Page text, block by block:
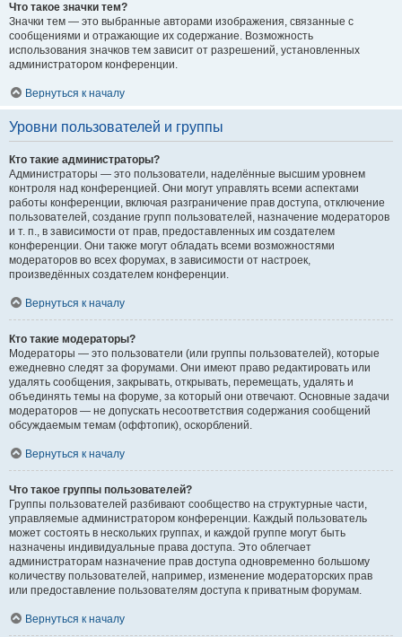
Что такое значки тем?
Значки тем — это выбранные авторами изображения, связанные с
сообщениями и отражающие их содержание. Возможность
использования значков тем зависит от разрешений, установленных
администратором конференции.
Вернуться к началу
Уровни пользователей и группы
Кто такие администраторы?
Администраторы — это пользователи, наделённые высшим уровнем
контроля над конференцией. Они могут управлять всеми аспектами
работы конференции, включая разграничение прав доступа, отключение
пользователей, создание групп пользователей, назначение модераторов
и т. п., в зависимости от прав, предоставленных им создателем
конференции. Они также могут обладать всеми возможностями
модераторов во всех форумах, в зависимости от настроек,
произведённых создателем конференции.
Вернуться к началу
Кто такие модераторы?
Модераторы — это пользователи (или группы пользователей), которые
ежедневно следят за форумами. Они имеют право редактировать или
удалять сообщения, закрывать, открывать, перемещать, удалять и
объединять темы на форуме, за который они отвечают. Основные задачи
модераторов — не допускать несоответствия содержания сообщений
обсуждаемым темам (оффтопик), оскорблений.
Вернуться к началу
Что такое группы пользователей?
Группы пользователей разбивают сообщество на структурные части,
управляемые администратором конференции. Каждый пользователь
может состоять в нескольких группах, и каждой группе могут быть
назначены индивидуальные права доступа. Это облегчает
администраторам назначение прав доступа одновременно большому
количеству пользователей, например, изменение модераторских прав
или предоставление пользователям доступа к приватным форумам.
Вернуться к началу